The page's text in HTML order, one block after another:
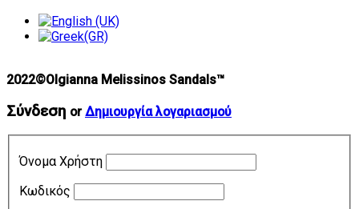
2022©Olgianna Melissinos Sandals™
Σύνδεση orΔημιουργία λογαριασμού
Όνομα Χρήστη
Κωδικός